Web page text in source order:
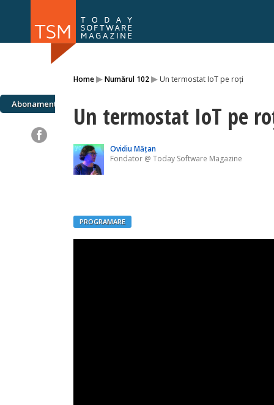
Home▸Numărul 102▸ Un termostat IoT pe roți
Abonamente Un termostat IoT pe
Ovidiu Mățan
Fondator @ Today Software Magazine
PROGRAMARE